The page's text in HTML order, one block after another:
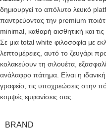
δημιουργεί το απόλυτο λευκό
παντρεύοντας την premium
minimal, καθαρή αισθητική και τις
Σε μια total white φιλοσοφία με
λεπτομέρειες, αυτό το ζευγάρι
κολακεύουν τη σιλουέτα,
ανάλαφρο πάτημα. Είναι η
γραφείο, τις υποχρεώσεις στην
κομψές εμφανίσεις σας.
BRAND